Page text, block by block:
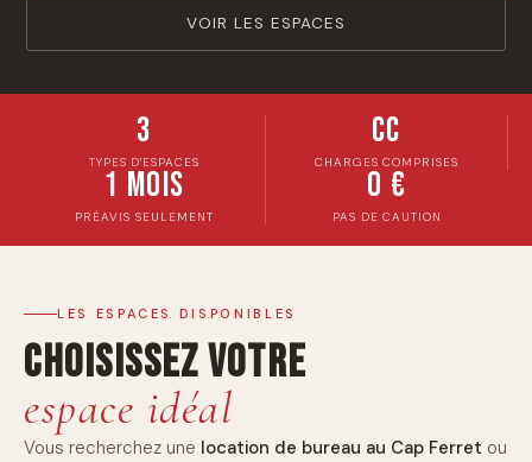
VOIR LES ESPACES
3
TYPES D'ESPACES
CC
CHARGES COMPRISES
1 mois
PRÉAVIS SEULEMENT
0 €
PAS DE CAUTION
LES ESPACES DISPONIBLES
Choisissez votre
espace idéal
Vous recherchez une location de bureau au Cap Ferret ou